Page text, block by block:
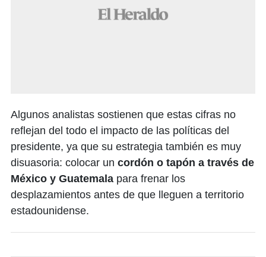
Algunos analistas sostienen que estas cifras no
reflejan del todo el impacto de las políticas del
presidente, ya que su estrategia también es muy
disuasoria: colocar un cordón o tapón a través de
México y Guatemala para frenar los
desplazamientos antes de que lleguen a territorio
estadounidense.